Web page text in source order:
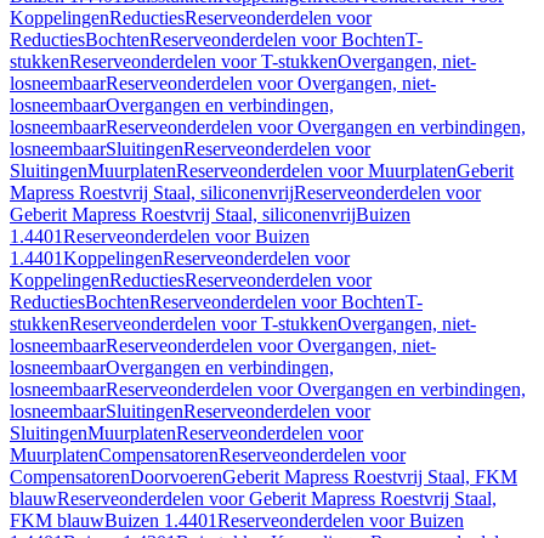
KoppelingenReductiesReserveonderdelen voor
ReductiesBochtenReserveonderdelen voor BochtenT-
stukkenReserveonderdelen voor T-stukkenOvergangen, niet-
losneembaarReserveonderdelen voor Overgangen, niet-
losneembaarOvergangen en verbindingen,
losneembaarReserveonderdelen voor Overgangen en verbindingen,
losneembaarSluitingenReserveonderdelen voor
SluitingenMuurplatenReserveonderdelen voor MuurplatenGeberit
Mapress Roestvrij Staal, siliconenvrijReserveonderdelen voor
Geberit Mapress Roestvrij Staal, siliconenvrijBuizen
1.4401Reserveonderdelen voor Buizen
1.4401KoppelingenReserveonderdelen voor
KoppelingenReductiesReserveonderdelen voor
ReductiesBochtenReserveonderdelen voor BochtenT-
stukkenReserveonderdelen voor T-stukkenOvergangen, niet-
losneembaarReserveonderdelen voor Overgangen, niet-
losneembaarOvergangen en verbindingen,
losneembaarReserveonderdelen voor Overgangen en verbindingen,
losneembaarSluitingenReserveonderdelen voor
SluitingenMuurplatenReserveonderdelen voor
MuurplatenCompensatorenReserveonderdelen voor
CompensatorenDoorvoerenGeberit Mapress Roestvrij Staal, FKM
blauwReserveonderdelen voor Geberit Mapress Roestvrij Staal,
FKM blauwBuizen 1.4401Reserveonderdelen voor Buizen